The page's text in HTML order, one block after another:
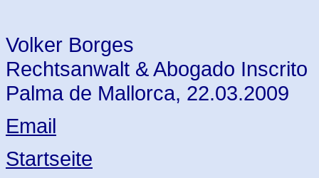
Volker Borges
Rechtsanwalt & Abogado Inscrito
Palma de Mallorca, 22.03.2009
Email
Startseite